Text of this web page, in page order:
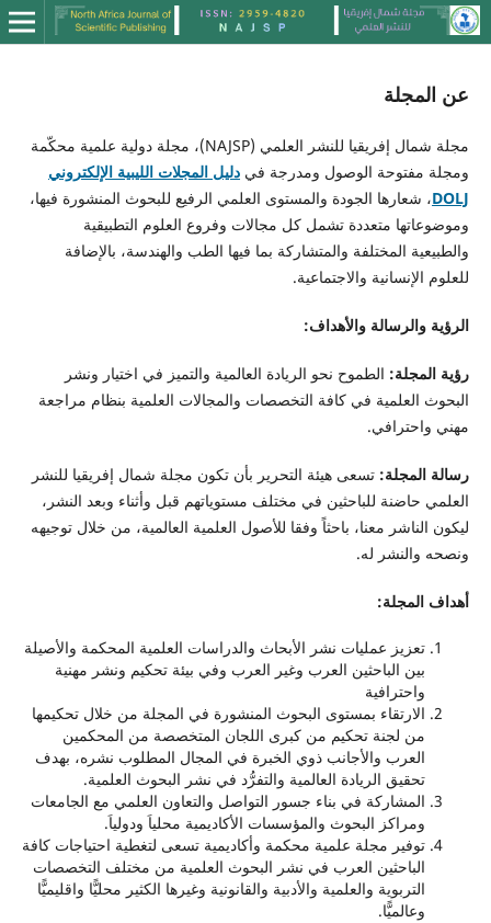
عن المجلة
مجلة شمال إفريقيا للنشر العلمي (NAJSP)، مجلة دولية علمية محكّمة
ومجلة مفتوحة الوصول ومدرجة في دليل المجلات الليبية الإلكتروني
DOLJ، شعارها الجودة والمستوى العلمي الرفيع للبحوث المنشورة فيها،
وموضوعاتها متعددة تشمل كل مجالات وفروع العلوم التطبيقية
والطبيعية المختلفة والمتشاركة بما فيها الطب والهندسة، بالإضافة
للعلوم الإنسانية والاجتماعية.
الرؤية والرسالة والأهداف:
رؤية المجلة: الطموح نحو الريادة العالمية والتميز في اختيار ونشر
البحوث العلمية في كافة التخصصات والمجالات العلمية بنظام مراجعة
مهني واحترافي.
رسالة المجلة: تسعى هيئة التحرير بأن تكون مجلة شمال إفريقيا للنشر
العلمي حاضنة للباحثين في مختلف مستوياتهم قبل وأثناء وبعد النشر،
ليكون الناشر معنا، باحثاً وفقا للأصول العلمية العالمية، من خلال توجيهه
ونصحه والنشر له.
أهداف المجلة:
تعزيز عمليات نشر الأبحاث والدراسات العلمية المحكمة والأصيلة
بين الباحثين العرب وغير العرب وفي بيئة تحكيم ونشر مهنية
واحترافية
الارتقاء بمستوى البحوث المنشورة في المجلة من خلال تحكيمها
من لجنة تحكيم من كبرى اللجان المتخصصة من المحكمين
العرب والأجانب ذوي الخبرة في المجال المطلوب نشره، بهدف
تحقيق الريادة العالمية والتفرُّد في نشر البحوث العلمية.
المشاركة في بناء جسور التواصل والتعاون العلمي مع الجامعات
ومراكز البحوث والمؤسسات الأكاديمية محلياَ ودولياَ.
توفير مجلة علمية محكمة وأكاديمية تسعى لتغطية احتياجات كافة
الباحثين العرب في نشر البحوث العلمية من مختلف التخصصات
التربوية والعلمية والأدبية والقانونية وغيرها الكثير محليًّا واقليميًّا
وعالميًّا.